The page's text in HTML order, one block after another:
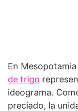
En
de trigo
ideograma.
preciado, la